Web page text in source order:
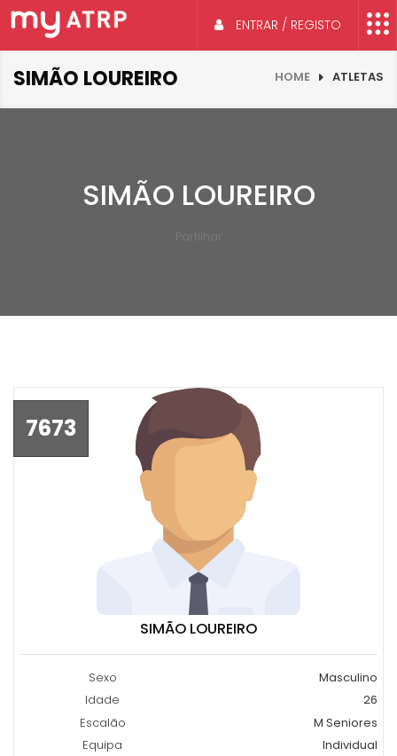
ENTRAR / REGISTO
SIMÃO LOUREIRO HOME ATLETAS
SIMÃO LOUREIRO
Partilhar
7673
SIMÃO LOUREIRO
Sexo
Masculino
Idade
26
Escalão
M Seniores
Equipa
Individual